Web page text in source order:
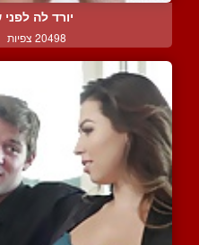
יורד לה
20498 צפיות